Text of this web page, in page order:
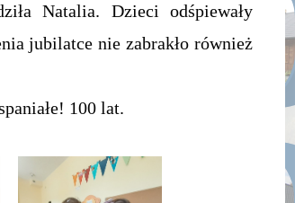
Natalia. Dzieci odśpiewały
jubilatce nie zabrakło również
100 lat.